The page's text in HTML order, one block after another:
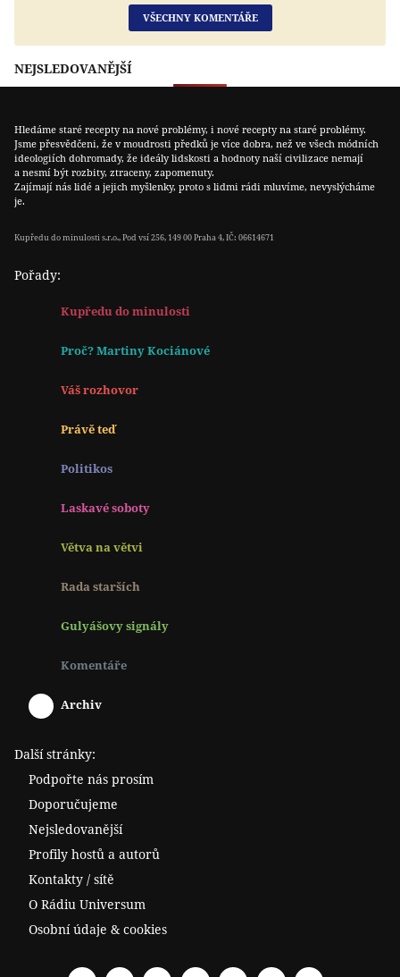
VŠECHNY KOMENTÁŘE
NEJSLEDOVANĚJŠÍ
Hledáme staré recepty na nové problémy, i nové recepty na staré problémy.
Jsme přesvědčeni, že v moudrosti předků je více dobra, než ve všech módních
ideologiích dohromady, že ideály lidskosti a hodnoty naší civilizace nemají
a nesmí být rozbity, ztraceny, zapomenuty.
Zajímají nás lidé a jejich myšlenky, proto s lidmi rádi mluvíme, nevyslýcháme
je.
Kupředu do minulosti s.r.o., Pod vsí 256, 149 00 Praha 4, IČ: 06614671
Pořady:
Kupředu do minulosti
Proč? Martiny Kociánové
Váš rozhovor
Právě teď
Politikos
Laskavé soboty
Větva na větvi
Rada starších
Gulyášovy signály
Komentáře
Archiv
Další stránky:
Podpořte nás prosím
Doporučujeme
Nejsledovanější
Profily hostů a autorů
Kontakty / sítě
O Rádiu Universum
Osobní údaje & cookies